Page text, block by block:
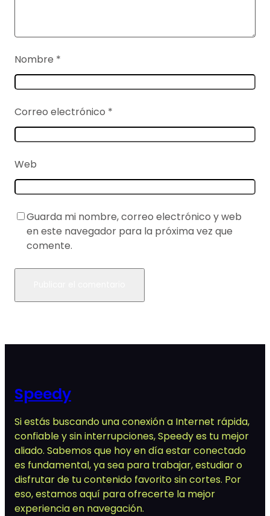
Nombre *
Correo electrónico *
Web
Guarda mi nombre, correo electrónico y web
en este navegador para la próxima vez que
comente.
Speedy
Si estás buscando una conexión a Internet rápida,
confiable y sin interrupciones, Speedy es tu mejor
aliado. Sabemos que hoy en día estar conectado
es fundamental, ya sea para trabajar, estudiar o
disfrutar de tu contenido favorito sin cortes. Por
eso, estamos aquí para ofrecerte la mejor
experiencia en navegación.